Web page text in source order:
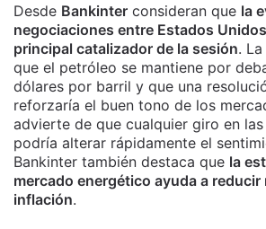
Desde Bankinter consideran que la
negociaciones entre Estados
principal catalizador de la sesión.
que el petróleo se mantiene por
dólares por barril y que una
reforzaría el buen tono de los
advierte de que cualquier giro en
podría alterar rápidamente el
Bankinter también destaca que la
mercado energético ayuda a
inflación.